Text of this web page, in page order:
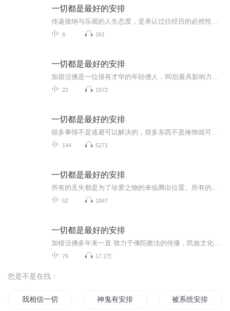
一切都是最好的安排
6 261
一切都是最好的安排
22 1572
一切都是最好的安排
144 5271
一切都是最好的安排
52 1847
一切都是最好的安排
79 17.2万
您是不是在找：
我相信一切都是最好的安排神鬼有安排之名动山海 被系统安排的幸